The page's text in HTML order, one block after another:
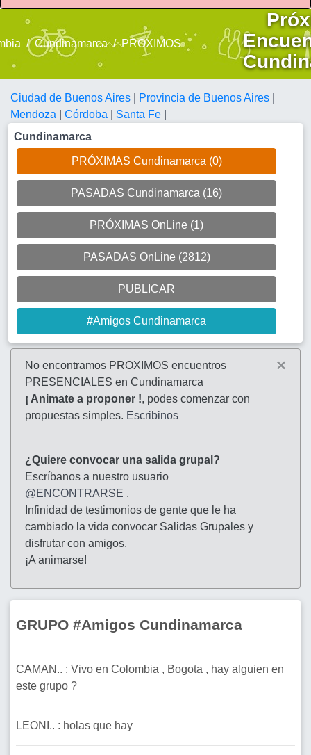
Cundinamarca PROXIMOS
Ciudad de Buenos Aires Provincia de Buenos Aires
Mendoza
Córdoba Santa Fe
Cundinamarca
PRÓXIMAS Cundinamarca (0)
PASADAS Cundinamarca (16)
PRÓXIMAS OnLine (1)
PASADAS OnLine (2812)
PUBLICAR
#Amigos Cundinamarca
No encontramos PROXIMOS encuentros
PRESENCIALES en Cundinamarca
¡ Animate a proponer !, podes comenzar con
propuestas simples. Escribinos
¿Quiere convocar una salida grupal?
Escríbanos a nuestro usuario
@ENCONTRARSE .
Infinidad de testimonios de gente que le ha
cambiado la vida convocar Salidas Grupales y
disfrutar con amigos.
¡A animarse!
×
GRUPO #Amigos Cundinamarca
CAMAN.. : Vivo en Colombia , Bogota , hay alguien en
este grupo ?
LEONI.. : holas que hay